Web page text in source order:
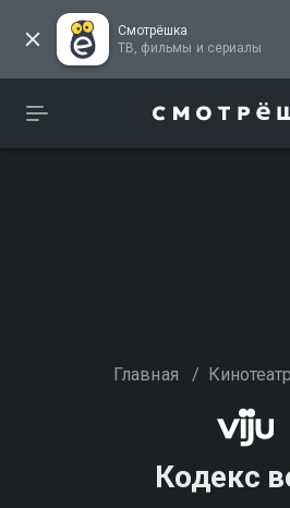
Смотрёшка
ТВ, фильмы и сериалы
Главная / Кинотеатр
Кодекс